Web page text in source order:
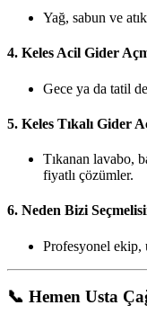
Yağ, sabun ve
4. Keles Acil Gider
Gece ya da tatil
5. Keles Tıkalı Gider
Tıkanan lavabo,
fiyatlı çözümler.
6. Neden Bizi
Profesyonel ekip,
📞 Hemen Usta